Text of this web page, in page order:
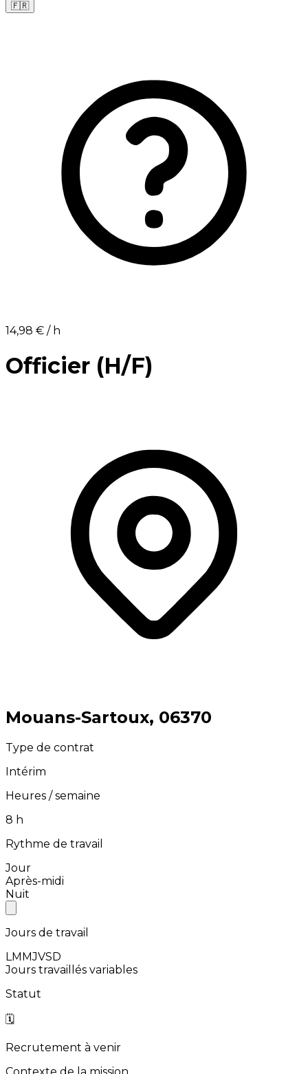
🇫🇷
14,98 €⁩ / h
Officier (H/F)
⁨Mouans-Sartoux⁩, ⁨06370⁩
Type de contrat
Intérim
Heures / semaine
⁨8⁩ h
Rythme de travail
Jour
Après-midi
Nuit
Jours de travail
LMMJVSD
Jours travaillés variables
Statut
🗓️
Recrutement à venir